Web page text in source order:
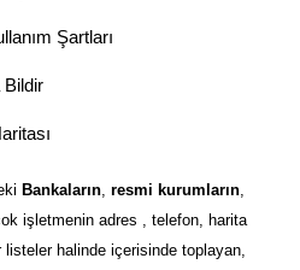
Şartları
Bildir
Bankaların, resmi kurumların,
işletmenin adres , telefon, harita
halinde içerisinde toplayan,